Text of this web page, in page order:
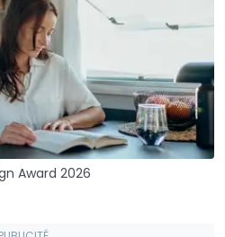
Award 2026